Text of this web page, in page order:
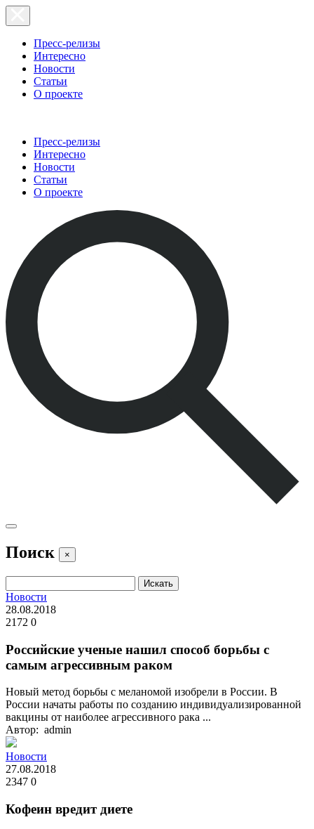
Пресс-релизы
Интересно
Новости
Статьи
О проекте
Пресс-релизы
Интересно
Новости
Статьи
О проекте
Поиск ×
Новости
28.08.2018
2172 0
Российские ученые нашил способ борьбы с
самым агрессивным раком
Новый метод борьбы с меланомой изобрели в России. В
России начаты работы по созданию индивидуализированной
вакцины от наиболее агрессивного рака ...
Автор: admin
Новости
27.08.2018
2347 0
Кофеин вредит диете